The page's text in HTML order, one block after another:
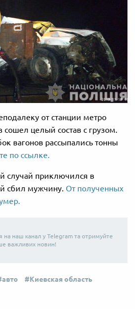
от станции метро
целый состав с грузом.
вагонов рассыпались тонны
по ссылке.
случай приключился в
сбил мужчину. От полученных
на наш канал у Telegram та отримуйте
важливих новин!
авто
Киевская область